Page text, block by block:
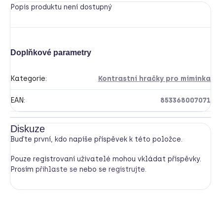
Popis produktu není dostupný
Doplňkové parametry
Kategorie: Kontrastní hračky pro miminka
EAN: 853368007071
Diskuze
Buďte první, kdo napíše příspěvek k této položce.
Pouze registrovaní uživatelé mohou vkládat příspěvky.
Prosím přihlaste se nebo se registrujte.